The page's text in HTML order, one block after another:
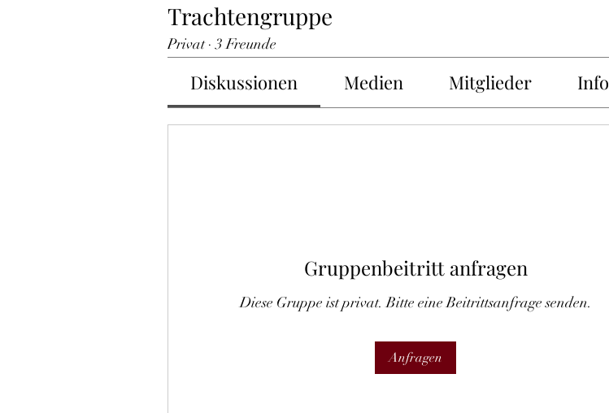
Trachtengruppe
Privat · 3 Freunde
Diskussionen Medien Mitglieder Info
Gruppenbeitritt anfragen
Diese Gruppe ist privat. Bitte eine Beitrittsanfrage senden.
Anfragen